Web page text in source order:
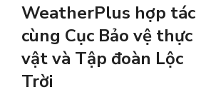
WeatherPlus hợp tác
cùng Cục Bảo vệ thực
vật và Tập đoàn Lộc
Trời